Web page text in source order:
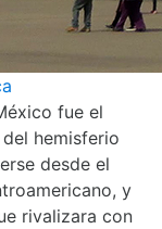
fue el
hemisferio
desde el
y
rivalizara con